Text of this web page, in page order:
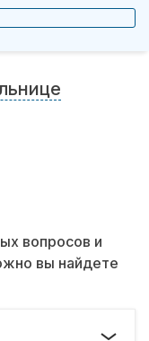
вопросов и
вы найдете